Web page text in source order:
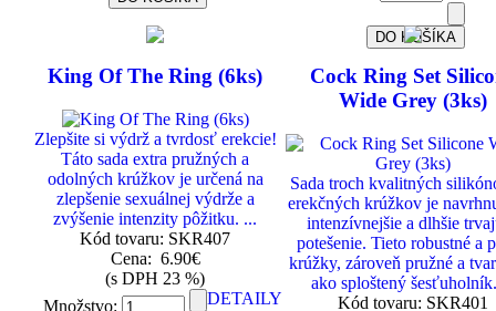
King Of The Ring (6ks)
Zlepšite si výdrž a tvrdosť erekcie!
Táto sada extra pružných a
odolných krúžkov je určená na
zlepšenie sexuálnej výdrže a
zvýšenie intenzity pôžitku. ...
Kód tovaru: SKR407
Cena: 6.90€
(s DPH 23 %)
Množstvo:
DETAILY
Cock Ring Set
Wide Grey (3ks)
​Sada troch kvalitných
erekčných krúžkov je
intenzívnejšie a dlhšie
potešenie. Tieto robustné a
krúžky, zároveň pružné a
ako sploštený
Kód tovaru: SKR401